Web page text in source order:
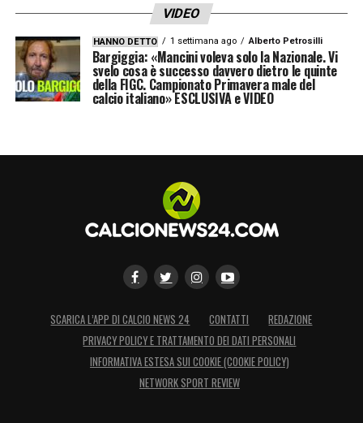
VIDEO
HANNO DETTO 1 settimana ago Alberto Petrosilli
Bargiggia: «Mancini voleva solo la Nazionale. Vi
svelo cosa è successo davvero dietro le quinte
della FIGC. Campionato Primavera male del
calcio italiano» ESCLUSIVA e VIDEO
SCARICA L’APP DI CALCIO NEWS 24 CONTATTI
REDAZIONE
PRIVACY POLICY E TRATTAMENTO DEI DATI PERSONALI
INFORMATIVA ESTESA SUI COOKIE (COOKIE POLICY)
NETWORK SPORT REVIEW